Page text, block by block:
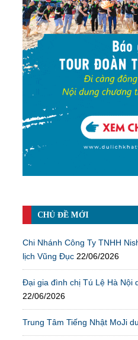
CHỦ ĐỀ MỚI
Chi Nhánh Công Ty TNHH
lịch Vũng Đục 22/06/2026
Đại gia đình chị Tú Lệ Hà Nội
22/06/2026
Trung Tâm Tiếng Nhật MoJi